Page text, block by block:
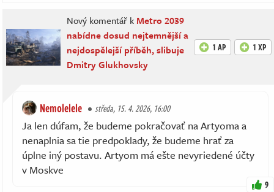
Nový komentář k Metro 2039
nabídne dosud nejtemnější a
nejdospělejší příběh, slibuje
Dmitry Glukhovsky
1 AP 1 XP
Nemolelele středa, 15. 4. 2026, 16:00
Ja len dúfam, že budeme pokračovať na Artyoma a
nenaplnia sa tie predpoklady, že budeme hrať za
úplne iný postavu. Artyom má ešte nevyriedené účty
v Moskve
9